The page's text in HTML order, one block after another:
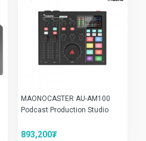
MAONOCASTER AU-AM100
Podcast Production Studio
893,200₮